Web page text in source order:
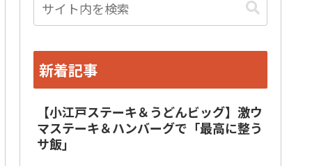
新着記事
【小江戸ステーキ＆うどんビッグ】激ウ
マステーキ＆ハンバーグで「最高に整う
サ飯」